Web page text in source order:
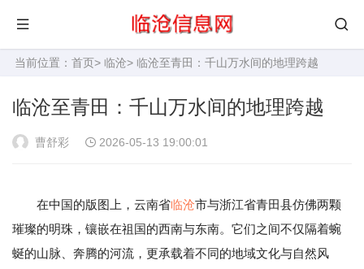
当前位置： 首页> 临沧> 临沧至青田：千山万水间的地理跨越
临沧至青田：千山万水间的地理跨越
曹舒彩 2026-05-13 19:00:01
在中国的版图上，云南省临沧市与浙江省青田县仿佛两颗
璀璨的明珠，镶嵌在祖国的西南与东南。它们之间不仅隔着蜿
蜒的山脉、奔腾的河流，更承载着不同的地域文化与自然风